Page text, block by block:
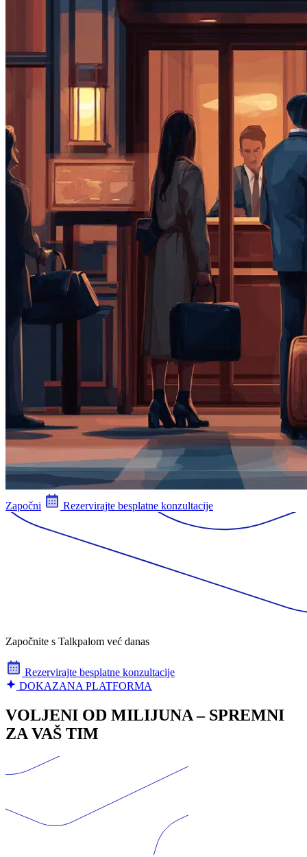
Započni Rezervirajte besplatne konzultacije
Započnite s Talkpalom već danas
Rezervirajte besplatne konzultacije
DOKAZANA PLATFORMA
VOLJENI OD MILIJUNA – SPREMNI
ZA VAŠ TIM